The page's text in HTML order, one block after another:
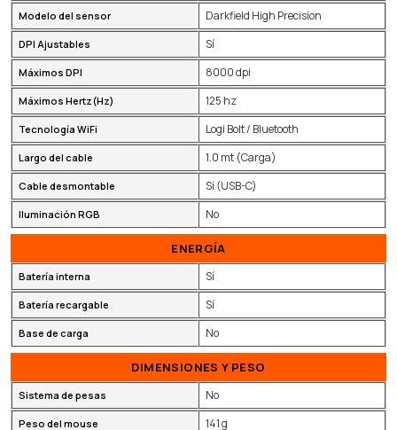
Modelo del sensor Darkfield High Precision
DPI Ajustables Sí
Máximos DPI 8000 dpi
Máximos Hertz(Hz) 125 hz
Tecnología WiFi Logi Bolt / Bluetooth
Largo del cable 1.0 mt (Carga)
Cable desmontable Sí (USB-C)
Iluminación RGB No
ENERGÍA
Batería interna Sí
Batería recargable Sí
Base de carga No
DIMENSIONES Y PESO
Sistema de pesas No
Peso del mouse 141 g